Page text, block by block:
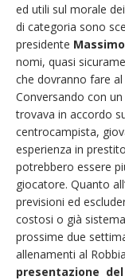
ed utili sul morale
di categoria sono
presidente
nomi, quasi
che dovranno fare al
Conversando con
trovava in accordo
centrocampista,
esperienza in
potrebbero essere
giocatore. Quanto
previsioni ed
costosi o già
prossime due
allenamenti al
presentazione del